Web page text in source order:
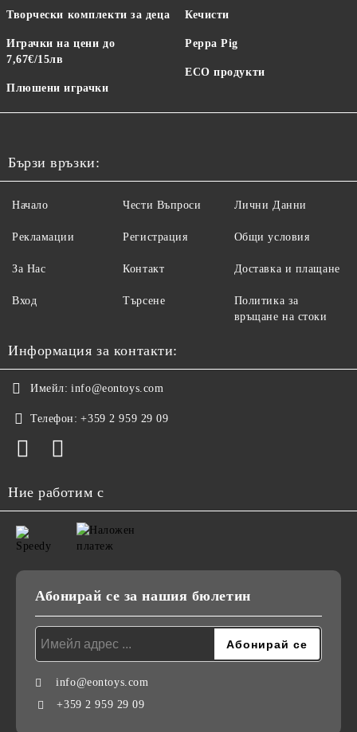
Творчески комплекти за деца
Играчки на цени до
7,67€/15лв
Плюшени играчки
Кечисти
Peppa Pig
ECO продукти
Бързи връзки:
Начало
Рекламации
За Нас
Вход
Чести Въпроси
Регистрация
Контакт
Търсене
Лични Данни
Общи условия
Доставка и плащане
Политика за
връщане на стоки
Информация за контакти:
Имейл: info@eontoys.com
Телефон: +359 2 959 29 09
Ние работим с
Абонирай се за нашия бюлетин
info@eontoys.com
+359 2 959 29 09